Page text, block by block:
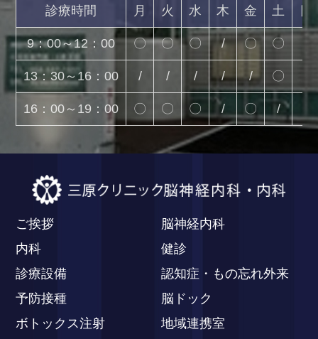
診療時間 月 火 水 木 金 土
9：00～12：00 〇 〇 〇 / 〇 〇
13：30～16：00 / / / / / 〇
16：00～19：00 〇 〇 〇 / 〇 /
ご挨拶
脳神経内科
内科
健診
診療設備
認知症・もの忘れ外来
予防接種
脳ドック
ボトックス注射
地域連携室